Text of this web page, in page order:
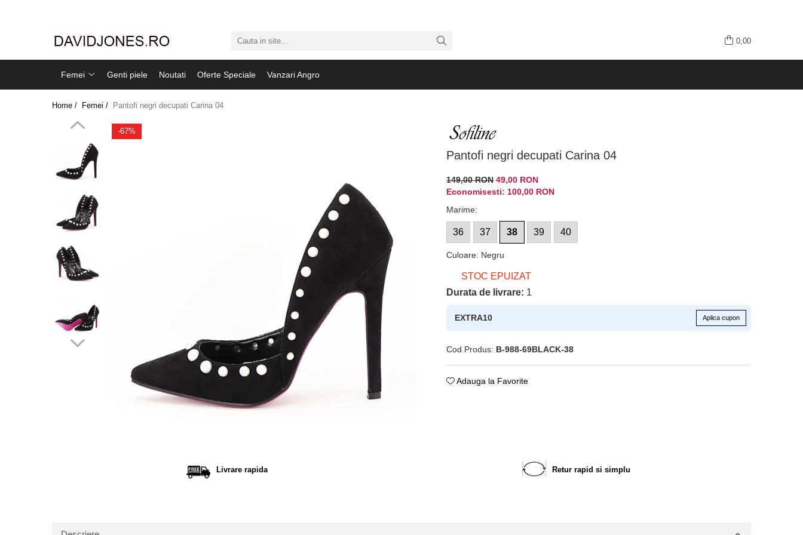
Cizme si botine
Mocasini si balerini
0,00
Femei Genti piele Noutati Oferte Speciale Vanzari Angro
Home / Femei / Pantofi negri decupati Carina 04
Pantofi negri decupati Carina 04
-67%
Facebook
149,00 RON 49,00 RON
Economisesti: 100,00 RON
Marime:
36 37 38 39 40
Culoare: Negru
STOC EPUIZAT
Durata de livrare: 1
EXTRA10 Aplica cupon
Cod Produs: B-988-69BLACK-38
Adauga la Favorite
Livrare rapida Retur rapid si simplu